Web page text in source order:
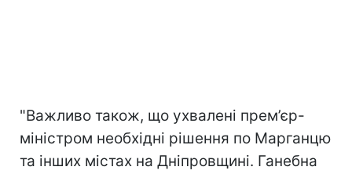
"Важливо також, що ухвалені прем’єр-
міністром необхідні рішення по Марганцю
та інших містах на Дніпровщині. Ганебна